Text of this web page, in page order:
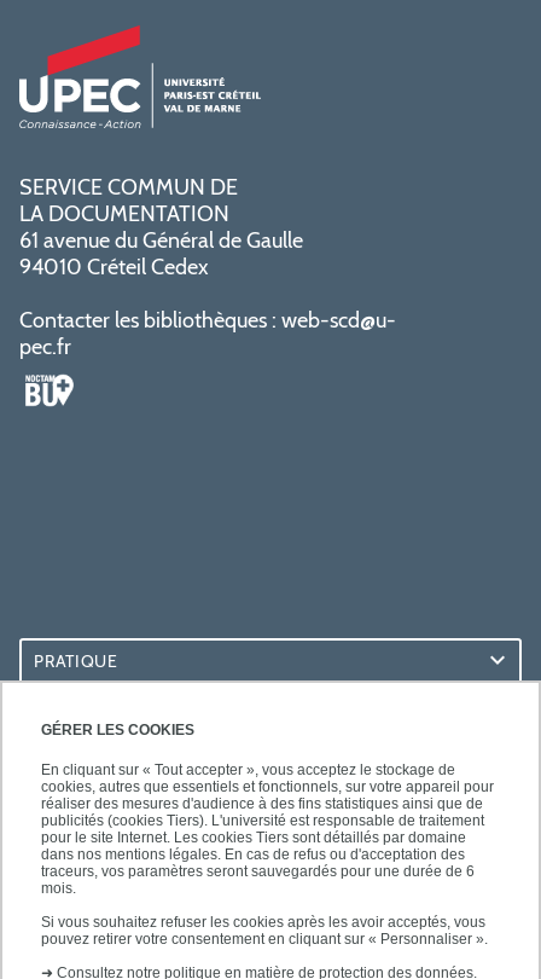
GÉRER LES COOKIES
En cliquant sur « Tout accepter », vous acceptez le stockage de
cookies, autres que essentiels et fonctionnels, sur votre appareil pour
réaliser des mesures d'audience à des fins statistiques ainsi que de
publicités (cookies Tiers). L'université est responsable de traitement
pour le site Internet. Les cookies Tiers sont détaillés par domaine
dans nos mentions légales. En cas de refus ou d'acceptation des
traceurs, vos paramètres seront sauvegardés pour une durée de 6
mois.
Si vous souhaitez refuser les cookies après les avoir acceptés, vous
pouvez retirer votre consentement en cliquant sur « Personnaliser ».
➜ Consultez notre politique en matière de protection des données.
SERVICE COMMUN DE
LA DOCUMENTATION
61 avenue du Général de Gaulle
94010 Créteil Cedex
Contacter les bibliothèques : web-scd@u-
pec.fr
PRATIQUE
ACCÈS RAPIDES
LES BU SUR...